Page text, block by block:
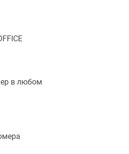
в любом
рекламы. Система
на каждом этапе
просмотра объявления